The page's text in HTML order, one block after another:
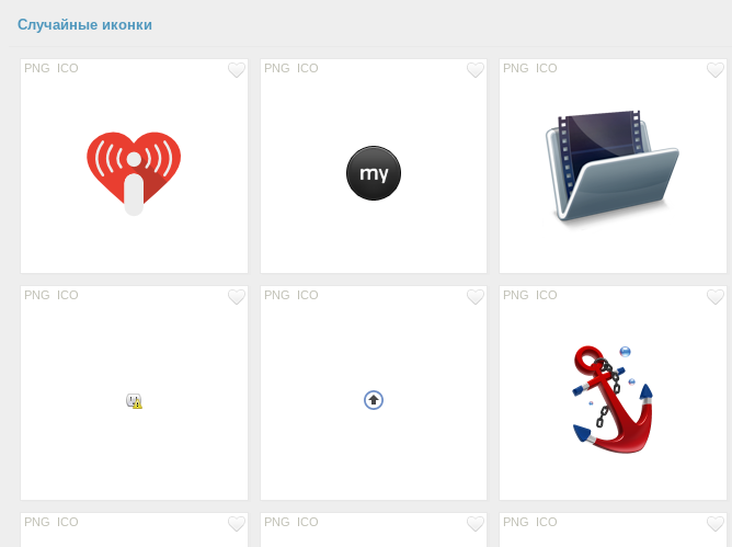
Случайные иконки
PNG ICO PNG ICO PNG ICO
PNG ICO PNG ICO PNG ICO
PNG ICO PNG ICO PNG ICO